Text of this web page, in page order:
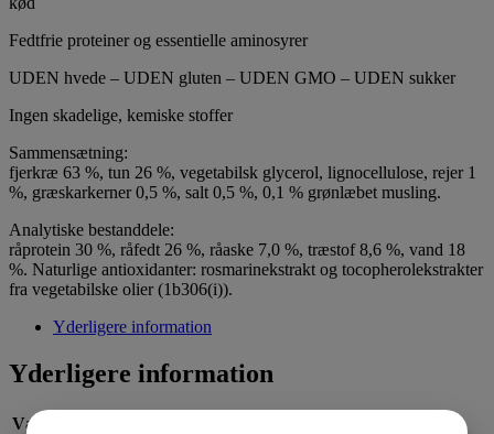
Fedtfrie proteiner og essentielle aminosyrer
UDEN hvede – UDEN gluten – UDEN GMO – UDEN sukker
Ingen skadelige, kemiske stoffer
Sammensætning:
fjerkræ 63 %, tun 26 %, vegetabilsk glycerol, lignocellulose, rejer 1
%, græskarkerner 0,5 %, salt 0,5 %, 0,1 % grønlæbet musling.
Analytiske bestanddele:
råprotein 30 %, råfedt 26 %, råaske 7,0 %, træstof 8,6 %, vand 18
%. Naturlige antioxidanter: rosmarinekstrakt og tocopherolekstrakter
fra vegetabilske olier (1b306(i)).
Yderligere information
Yderligere information
Vægt